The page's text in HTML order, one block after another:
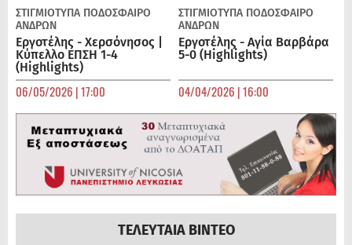
ΣΤΙΓΜΙΟΤΥΠΑ ΠΟΔΌΣΦΑΙΡΟ
ΑΝΔΡΏΝ
Εργοτέλης - Χερσόνησος |
Κύπελλο ΕΠΣΗ 1-4
(Highlights)
06/05/2026 | 17:00
ΣΤΙΓΜΙΟΤΥΠΑ ΠΟΔΌΣΦΑΙΡΟ
ΑΝΔΡΏΝ
Εργοτέλης - Αγία Βαρβάρα
5-0 (Highlights)
04/04/2026 | 16:00
ΤΕΛΕΥΤΑΙΑ ΒΙΝΤΕΟ